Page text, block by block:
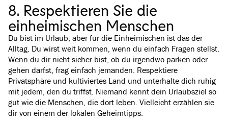
8. Respektieren Sie die
einheimischen Menschen
Du bist im Urlaub, aber für die Einheimischen ist das der
Alltag. Du wirst weit kommen, wenn du einfach Fragen stellst.
Wenn du dir nicht sicher bist, ob du irgendwo parken oder
gehen darfst, frag einfach jemanden. Respektiere
Privatsphäre und kultiviertes Land und unterhalte dich ruhig
mit jedem, den du triffst. Niemand kennt dein Urlaubsziel so
gut wie die Menschen, die dort leben. Vielleicht erzählen sie
dir von einem der lokalen Geheimtipps.